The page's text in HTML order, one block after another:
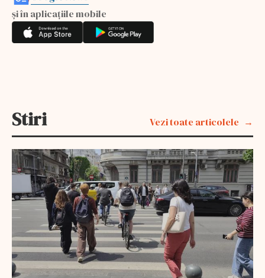
și în aplicațiile mobile
Stiri Vezi toate articolele